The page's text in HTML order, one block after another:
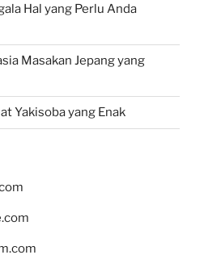
Hal yang Perlu Anda
Masakan Jepang yang
Yakisoba yang Enak